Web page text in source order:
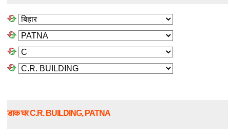
डाक घर C.R. BUILDING, PATNA